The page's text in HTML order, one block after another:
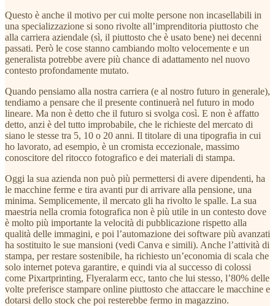
Questo è anche il motivo per cui molte persone non incasellabili in
una specializzazione si sono rivolte all’imprenditoria piuttosto che
alla carriera aziendale (sì, il piuttosto che è usato bene) nei decenni
passati. Però le cose stanno cambiando molto velocemente e un
generalista potrebbe avere più chance di adattamento nel nuovo
contesto profondamente mutato.
Quando pensiamo alla nostra carriera (e al nostro futuro in generale),
tendiamo a pensare che il presente continuerà nel futuro in modo
lineare. Ma non è detto che il futuro si svolga così. E non è affatto
detto, anzi è del tutto improbabile, che le richieste del mercato di
siano le stesse tra 5, 10 o 20 anni. Il titolare di una tipografia in cui
ho lavorato, ad esempio, è un cromista eccezionale, massimo
conoscitore del ritocco fotografico e dei materiali di stampa.
Oggi la sua azienda non può più permettersi di avere dipendenti, ha
le macchine ferme e tira avanti pur di arrivare alla pensione, una
minima. Semplicemente, il mercato gli ha rivolto le spalle. La sua
maestria nella cromia fotografica non è più utile in un contesto dove
è molto più importante la velocità di pubblicazione rispetto alla
qualità delle immagini, e poi l’automazione dei software più avanzati
ha sostituito le sue mansioni (vedi Canva e simili). Anche l’attività di
stampa, per restare sostenibile, ha richiesto un’economia di scala che
solo internet poteva garantire, e quindi via al successo di colossi
come Pixartprinting, Flyeralarm ecc, tanto che lui stesso, l’80% delle
volte preferisce stampare online piuttosto che attaccare le macchine e
dotarsi dello stock che poi resterebbe fermo in magazzino.